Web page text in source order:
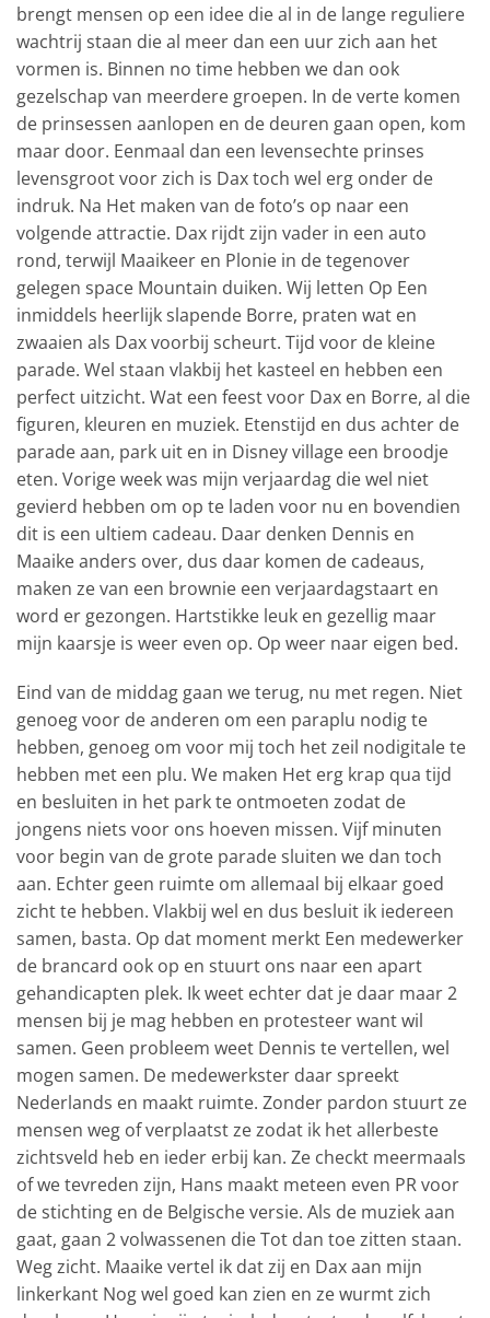
brengt mensen op een idee die al in de lange reguliere
wachtrij staan die al meer dan een uur zich aan het
vormen is. Binnen no time hebben we dan ook
gezelschap van meerdere groepen. In de verte komen
de prinsessen aanlopen en de deuren gaan open, kom
maar door. Eenmaal dan een levensechte prinses
levensgroot voor zich is Dax toch wel erg onder de
indruk. Na Het maken van de foto’s op naar een
volgende attractie. Dax rijdt zijn vader in een auto
rond, terwijl Maaikeer en Plonie in de tegenover
gelegen space Mountain duiken. Wij letten Op Een
inmiddels heerlijk slapende Borre, praten wat en
zwaaien als Dax voorbij scheurt. Tijd voor de kleine
parade. Wel staan vlakbij het kasteel en hebben een
perfect uitzicht. Wat een feest voor Dax en Borre, al die
figuren, kleuren en muziek. Etenstijd en dus achter de
parade aan, park uit en in Disney village een broodje
eten. Vorige week was mijn verjaardag die wel niet
gevierd hebben om op te laden voor nu en bovendien
dit is een ultiem cadeau. Daar denken Dennis en
Maaike anders over, dus daar komen de cadeaus,
maken ze van een brownie een verjaardagstaart en
word er gezongen. Hartstikke leuk en gezellig maar
mijn kaarsje is weer even op. Op weer naar eigen bed.
Eind van de middag gaan we terug, nu met regen. Niet
genoeg voor de anderen om een paraplu nodig te
hebben, genoeg om voor mij toch het zeil nodigitale te
hebben met een plu. We maken Het erg krap qua tijd
en besluiten in het park te ontmoeten zodat de
jongens niets voor ons hoeven missen. Vijf minuten
voor begin van de grote parade sluiten we dan toch
aan. Echter geen ruimte om allemaal bij elkaar goed
zicht te hebben. Vlakbij wel en dus besluit ik iedereen
samen, basta. Op dat moment merkt Een medewerker
de brancard ook op en stuurt ons naar een apart
gehandicapten plek. Ik weet echter dat je daar maar 2
mensen bij je mag hebben en protesteer want wil
samen. Geen probleem weet Dennis te vertellen, wel
mogen samen. De medewerkster daar spreekt
Nederlands en maakt ruimte. Zonder pardon stuurt ze
mensen weg of verplaatst ze zodat ik het allerbeste
zichtsveld heb en ieder erbij kan. Ze checkt meermaals
of we tevreden zijn, Hans maakt meteen even PR voor
de stichting en de Belgische versie. Als de muziek aan
gaat, gaan 2 volwassenen die Tot dan toe zitten staan.
Weg zicht. Maaike vertel ik dat zij en Dax aan mijn
linkerkant Nog wel goed kan zien en ze wurmt zich